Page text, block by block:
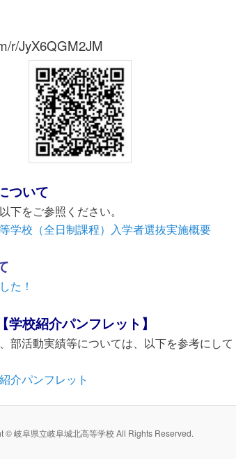
r/JyX6QGM2JM
ついて
をご参照ください。
校（全日制課程）入学者選抜実施概要
た！
校紹介パンフレット】
部活動実績等については、以下を参考にし
介パンフレット
© 岐阜県立岐阜城北高等学校 All Rights Reserved.